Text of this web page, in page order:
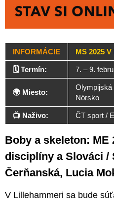
INFORMÁCIE MS 2025
🗓️ Termín: 7. – 9.
🌍 Miesto:
Olympijská
Nórsko
📺 Naživo: ČT sport /
Boby a skeleton: ME
disciplíny a Slováci /
Čerňanská, Lucia
V Lillehammeri sa bude